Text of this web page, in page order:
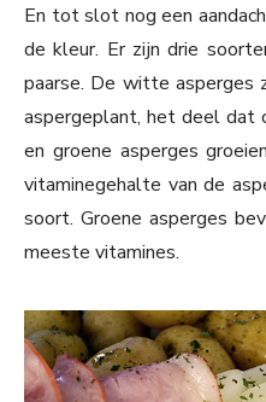
En tot slot nog een
de kleur. Er zijn drie
paarse. De witte asperges
aspergeplant, het deel dat
en groene asperges
vitaminegehalte van de
soort. Groene asperges
meeste vitamines.